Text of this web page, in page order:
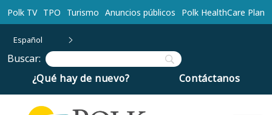
Ir al contenido principal
Polk TV TPO Turismo Anuncios públicos Polk HealthCare Plan
Español
Buscar:
¿Qué hay de nuevo?
Contáctanos